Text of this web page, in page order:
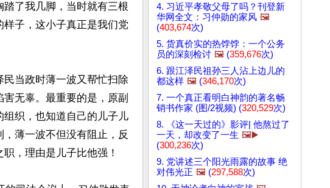
了我几脚，当时就有三根
子，这小子真正是我们党
当政时薄一波又帮忙扫除
无辜。最重要的是，原副
织，也知道自己的儿子儿
薄一波不但没有阻止，反
，理由是儿子比他强！
4. 习近平孝敬父母了吗？刊登新
华网全文：习仲勋的家风 🖼️
(403,674次)
5. 货真价实的热饽饽：一个公务
员的深刻检讨 🖼️ (359,676次)
6. 跟江泽民祖孙三人沾上边儿的
都这样 🖼️ (346,170次)
7. 一个真正看明白神韵的著名畅
销书作家 (图/2视频) (320,529次)
8. 《这一天过的》影评| 他熬过了
一天，却改变了一生 🖼️▶️
(300,236次)
9. 党讲述三个阳光雨露的故事 绝
对伟光正 🖼️ (297,588次)